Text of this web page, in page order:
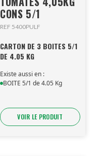
CONS 5/1
REF 5400PULF
CARTON DE 3 BOITES 5/1
DE 4.05 KG
Existe aussi en :
BOITE 5/1 de 4.05 Kg
VOIR LE PRODUIT